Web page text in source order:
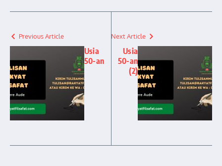
Previous Article
Usia
50-an
Next Article
Usia
50-an
(2)